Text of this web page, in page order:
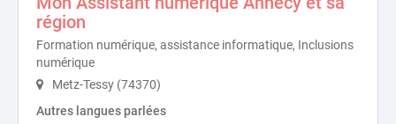
région
Formation numérique, assistance informatique, Inclusions
numérique
Metz-Tessy (74370)
Autres langues parlées